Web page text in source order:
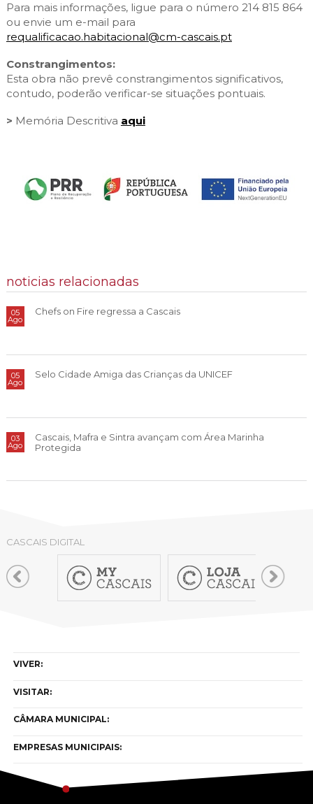
Para mais informações, ligue para o número 214 815 864
ou envie um e-mail para
requalificacao.habitacional@cm-cascais.pt
Constrangimentos:
Esta obra não prevê constrangimentos significativos,
contudo, poderão verificar-se situações pontuais.
> Memória Descritiva aqui
noticias relacionadas
05
Ago
Chefs on Fire regressa a Cascais
05
Ago
Selo Cidade Amiga das Crianças da UNICEF
03
Ago
Cascais, Mafra e Sintra avançam com Área Marinha
Protegida
CASCAIS DIGITAL
VIVER:
VISITAR:
CÂMARA MUNICIPAL:
EMPRESAS MUNICIPAIS: